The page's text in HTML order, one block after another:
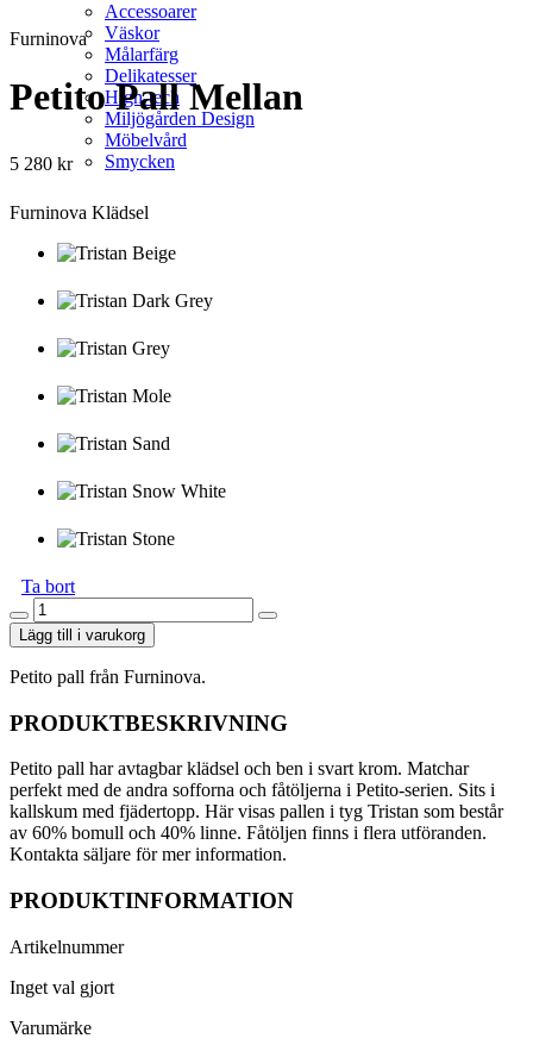
Accessoarer
Väskor
Målarfärg
Delikatesser
High-tech
Miljögården Design
Möbelvård
Smycken
Furninova
Petito Pall Mellan
5 280 kr
Furninova Klädsel
Ta bort
Petito
Pall
Mellan
mängd
Lägg till i varukorg
Petito pall från Furninova.
PRODUKTBESKRIVNING
Petito pall har avtagbar klädsel och ben i svart krom. Matchar
perfekt med de andra sofforna och fåtöljerna i Petito-serien. Sits i
kallskum med fjädertopp. Här visas pallen i tyg Tristan som består
av 60% bomull och 40% linne. Fåtöljen finns i flera utföranden.
Kontakta säljare för mer information.
PRODUKTINFORMATION
Artikelnummer
Inget val gjort
Varumärke